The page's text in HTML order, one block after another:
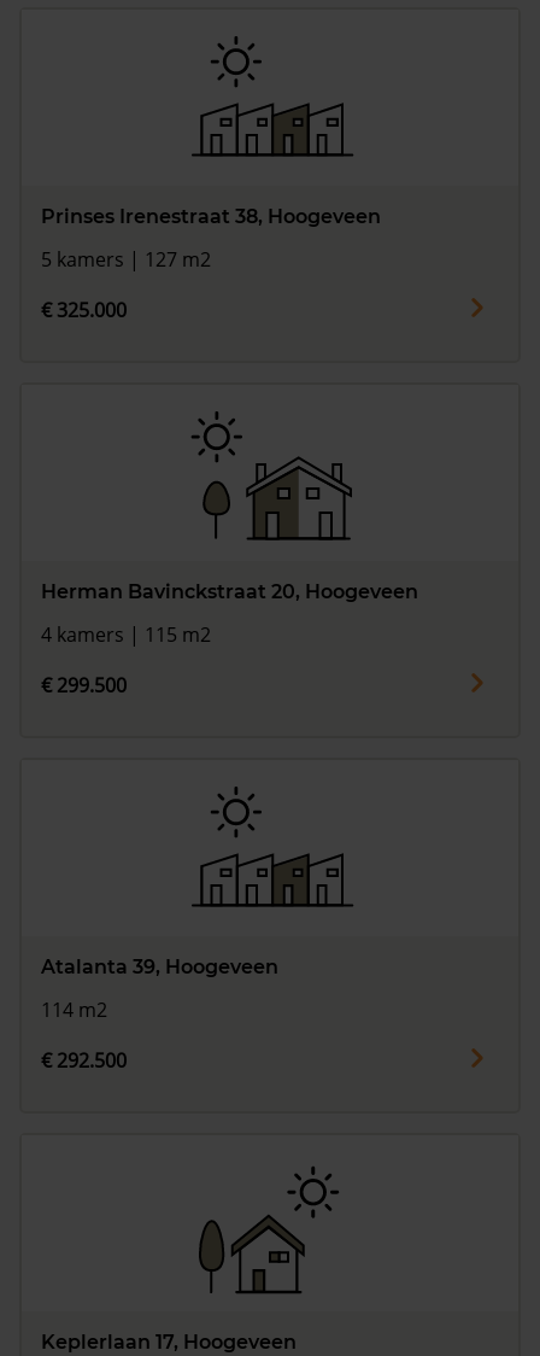
Prinses Irenestraat 38, Hoogeveen
5 kamers | 127 m2
€ 325.000
Herman Bavinckstraat 20, Hoogeveen
4 kamers | 115 m2
€ 299.500
Atalanta 39, Hoogeveen
114 m2
€ 292.500
Keplerlaan 17, Hoogeveen